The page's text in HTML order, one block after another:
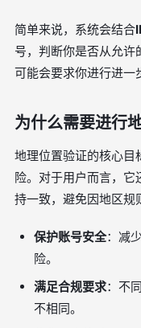
简单来说，系统会结合
号，判断你是否从允许
可能会要求你进行进一
为什么需要进行
地理位置验证的核心目
险。对于用户而言，
持一致，避免因地区规
保护账号安全：减
险。
满足合规要求：不
不相同。